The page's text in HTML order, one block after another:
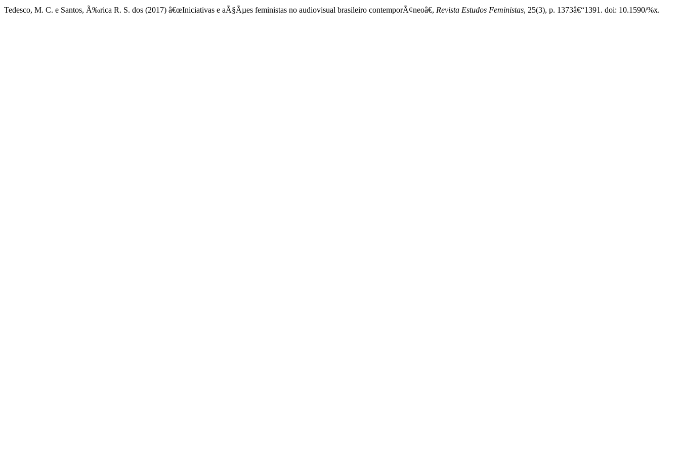
Tedesco, M. C. e Santos, Ã‰rica R. S. dos (2017) â€œIniciativas e aÃ§Ãµes feministas no audiovisual brasileiro contemporÃ¢neoâ€, Revista Estudos Feministas, 25(3), p. 1373â€“1391. doi: 10.1590/%x.